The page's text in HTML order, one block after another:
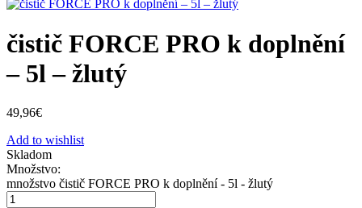
čistič FORCE PRO k doplnění
– 5l – žlutý
49,96€
Add to wishlist
Skladom
Množstvo:
množstvo čistič FORCE PRO k doplnění - 5l - žlutý